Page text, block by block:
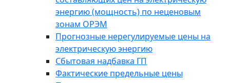
энергию (мощность) по неценовым
зонам ОРЭМ
Прогнозные нерегулируемые цены на
электрическую энергию
Сбытовая надбавка ГП
Фактические предельные цены